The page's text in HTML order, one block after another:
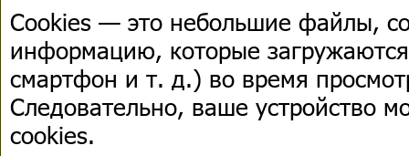
Cookies — это небольшие файлы,
информацию, которые
смартфон и т. д.) во время
Следовательно, ваше устройство
cookies.